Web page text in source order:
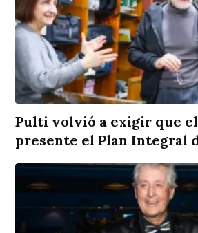
Pulti volvió a exigir que
presente el Plan Integral